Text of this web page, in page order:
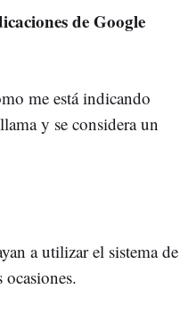
de Google
me está indicando
y se considera un
a utilizar el sistema de
ocasiones.